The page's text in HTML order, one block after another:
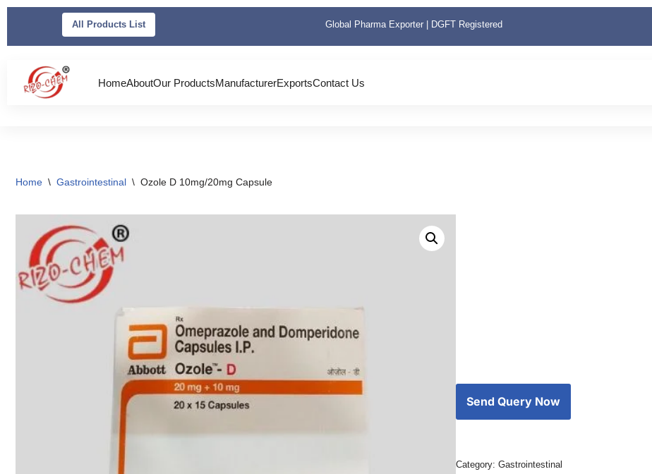
content
All Products List Global Pharma Exporter | DGFT Registered
HomeAboutOur ProductsManufacturerExportsContact Us
Home \ Gastrointestinal \ Ozole D 10mg/20mg Capsule
Category: Gastrointestinal